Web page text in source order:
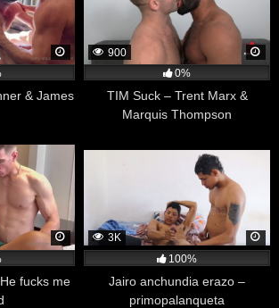
& James
900
0%
TIM Suck – Trent Marx &
Marquis Thompson
fucks me
3K
100%
Jairo anchundia erazo –
primopalanqueta